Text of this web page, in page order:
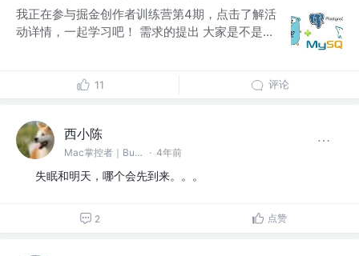
我正在参与掘金创作者训练营第4期，点击了解活
动详情，一起学习吧！ 需求的提出 大家是不是...
11 评论
西小陈
Mac掌控者｜Bug缔造和毁灭者 @中通科技 · 4年前
失眠和明天，哪个会先到来。。。
2 点赞